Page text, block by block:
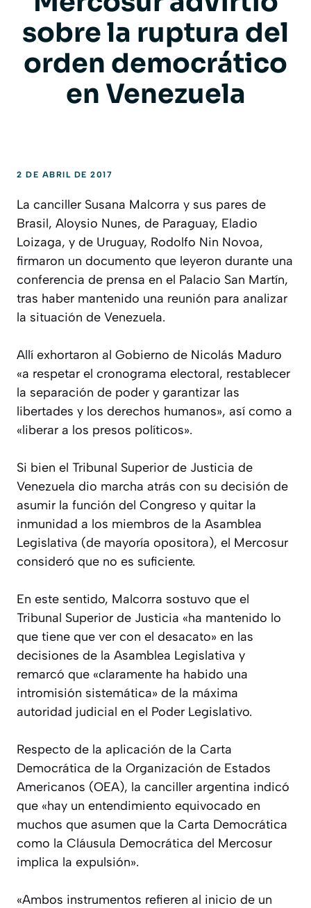
sobre la ruptura del
orden democrático
en Venezuela
2 DE ABRIL DE 2017
La canciller Susana Malcorra y sus pares de
Brasil, Aloysio Nunes, de Paraguay, Eladio
Loizaga, y de Uruguay, Rodolfo Nin Novoa,
firmaron un documento que leyeron durante una
conferencia de prensa en el Palacio San Martín,
tras haber mantenido una reunión para analizar
la situación de Venezuela.
Allí exhortaron al Gobierno de Nicolás Maduro
«a respetar el cronograma electoral, restablecer
la separación de poder y garantizar las
libertades y los derechos humanos», así como a
«liberar a los presos políticos».
Si bien el Tribunal Superior de Justicia de
Venezuela dio marcha atrás con su decisión de
asumir la función del Congreso y quitar la
inmunidad a los miembros de la Asamblea
Legislativa (de mayoría opositora), el Mercosur
consideró que no es suficiente.
En este sentido, Malcorra sostuvo que el
Tribunal Superior de Justicia «ha mantenido lo
que tiene que ver con el desacato» en las
decisiones de la Asamblea Legislativa y
remarcó que «claramente ha habido una
intromisión sistemática» de la máxima
autoridad judicial en el Poder Legislativo.
Respecto de la aplicación de la Carta
Democrática de la Organización de Estados
Americanos (OEA), la canciller argentina indicó
que «hay un entendimiento equivocado en
muchos que asumen que la Carta Democrática
como la Cláusula Democrática del Mercosur
implica la expulsión».
«Ambos instrumentos refieren al inicio de un